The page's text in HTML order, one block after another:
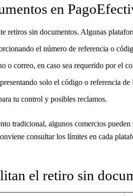
en
retiros sin documentos. Algunas
el número de referencia o
o correo, en caso sea requerido por el
solo el código o referencia de
tu control y posibles reclamos.
tradicional, algunos comercios
consultar los límites en cada
el retiro sin